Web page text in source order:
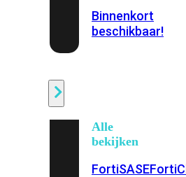
Binnenkort
beschikbaar!
Alle
bekijken
FortiSASE